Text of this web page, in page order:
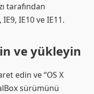
tarafından
IE10 ve IE11.
ve yükleyin
edin ve “OS X
sürümünü